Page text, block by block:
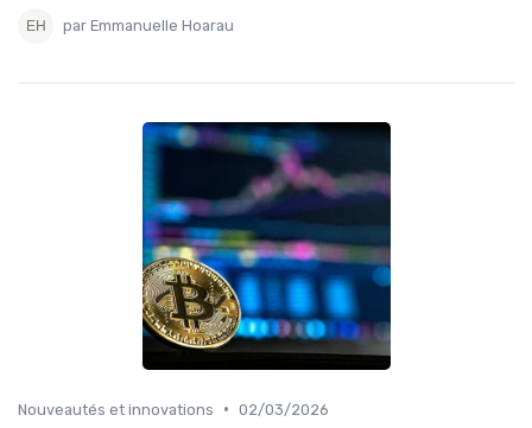
par Emmanuelle Hoarau
Nouveautés et innovations • 02/03/2026